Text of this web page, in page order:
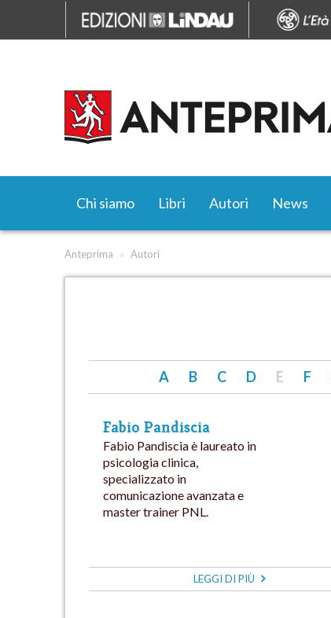
Chi siamo Libri Autori News
Anteprima » Autori
A B C D E F
Fabio Pandiscia
Fabio Pandiscia è laureato in
psicologia clinica,
specializzato in
comunicazione avanzata e
master trainer PNL.
LEGGI DI PIÙ